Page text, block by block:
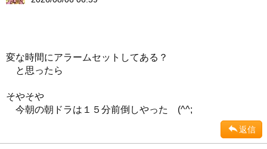
変な時間にアラームセットしてある？
と思ったら
そやそや
今朝の朝ドラは１５分前倒しやった (^^;
返信